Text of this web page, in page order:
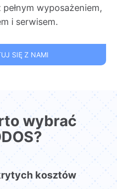
wyposażeniem,
i serwisem.
SIĘ Z NAMI
wybrać
kosztów